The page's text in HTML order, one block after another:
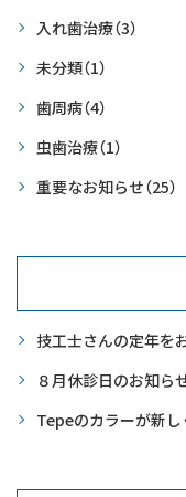
入れ歯治療（3）
未分類（1）
歯周病（4）
虫歯治療（1）
重要なお知らせ（25）
技工士さんの定年を
８月休診日のお知ら
Tepeのカラーが新